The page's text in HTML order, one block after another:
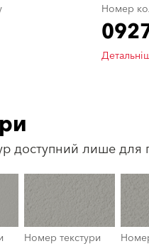
Номер
доступний лише для
Номер текстури